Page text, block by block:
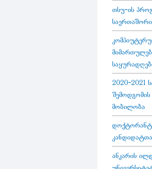
თსუ-ის
2020-2021
შემოდგომის
მობილობა
ანკარის